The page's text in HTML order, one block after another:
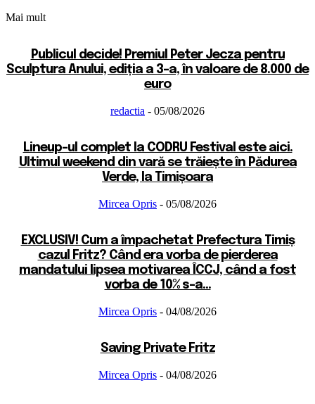
Mai mult
Publicul decide! Premiul Peter Jecza pentru
Sculptura Anului, ediția a 3-a, în valoare de 8.000 de
euro
redactia - 05/08/2026
Lineup-ul complet la CODRU Festival este aici.
Ultimul weekend din vară se trăiește în Pădurea
Verde, la Timișoara
Mircea Opris - 05/08/2026
EXCLUSIV! Cum a împachetat Prefectura Timiș
cazul Fritz? Când era vorba de pierderea
mandatului lipsea motivarea ÎCCJ, când a fost
vorba de 10% s-a...
Mircea Opris - 04/08/2026
Saving Private Fritz
Mircea Opris - 04/08/2026